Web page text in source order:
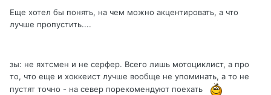
Еще хотел бы понять, на чем можно акцентировать, а что
лучше пропустить....
зы: не яхтсмен и не серфер. Всего лишь мотоциклист, а про
то, что еще и хоккеист лучше вообще не упоминать, а то не
пустят точно - на север порекомендуют поехать